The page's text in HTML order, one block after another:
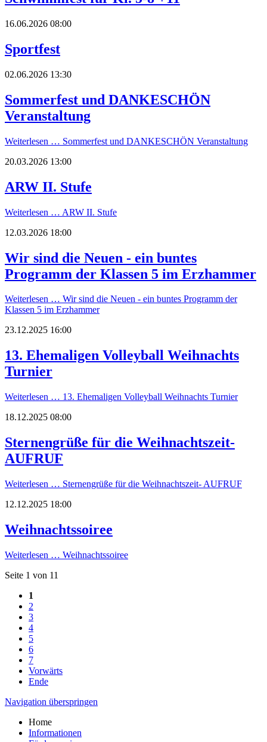
16.06.2026 08:00
Sportfest
02.06.2026 13:30
Sommerfest und DANKESCHÖN
Veranstaltung
Weiterlesen … Sommerfest und DANKESCHÖN Veranstaltung
20.03.2026 13:00
ARW II. Stufe
Weiterlesen … ARW II. Stufe
12.03.2026 18:00
Wir sind die Neuen - ein buntes
Programm der Klassen 5 im Erzhammer
Weiterlesen … Wir sind die Neuen - ein buntes Programm der
Klassen 5 im Erzhammer
23.12.2025 16:00
13. Ehemaligen Volleyball Weihnachts
Turnier
Weiterlesen … 13. Ehemaligen Volleyball Weihnachts Turnier
18.12.2025 08:00
Sternengrüße für die Weihnachtszeit-
AUFRUF
Weiterlesen … Sternengrüße für die Weihnachtszeit- AUFRUF
12.12.2025 18:00
Weihnachtssoiree
Weiterlesen … Weihnachtssoiree
Seite 1 von 11
1
2
3
4
5
6
7
Vorwärts
Ende
Navigation überspringen
Home
Informationen